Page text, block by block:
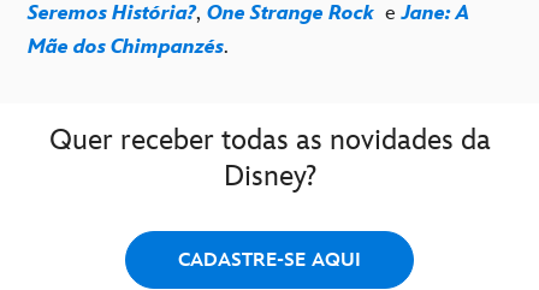
Seremos História?, One Strange Rock eJane: A
Mãe dos Chimpanzés.
Quer receber todas as novidades da
Disney?
CADASTRE-SE AQUI